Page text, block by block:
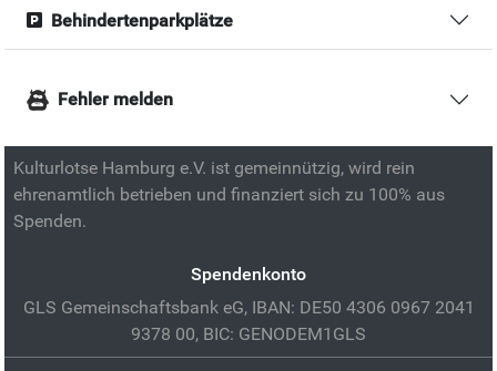
Behindertenparkplätze
Fehler melden
Kulturlotse Hamburg e.V. ist gemeinnützig, wird rein
ehrenamtlich betrieben und finanziert sich zu 100% aus
Spenden.
Spendenkonto
GLS Gemeinschaftsbank eG, IBAN: DE50 4306 0967 2041
9378 00, BIC: GENODEM1GLS